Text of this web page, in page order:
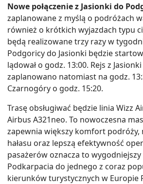
Nowe połączenie z Jasionki do
zaplanowane z myślą o podróżach
również o krótkich wyjazdach typu
będą realizowane trzy razy w
Podgoricy do Jasionki będzie
lądował o godz. 13:00. Rejs z
zaplanowano natomiast na godz.
Czarnogóry o godz. 15:20.
Trasę obsługiwać będzie linia Wizz
Airbus A321neo. To nowoczesna
zapewnia większy komfort podróży,
hałasu oraz lepszą efektywność
pasażerów oznacza to
Podkarpacia do jednego z coraz
kierunków turystycznych w Europie